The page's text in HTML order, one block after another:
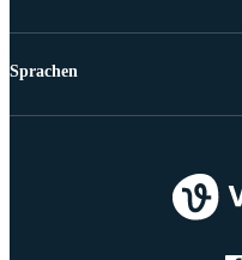
Sprachen